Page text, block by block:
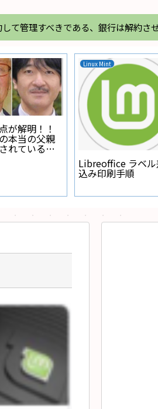
て管理すべきである、銀行は解約さ
が解明！！
本当の父親
れている人
Linux Mint
Libreoffice ラベル
込み印刷手順